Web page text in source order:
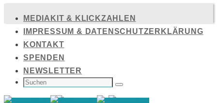
Inhalt
springen
MEDIAKIT & KLICKZAHLEN
IMPRESSUM & DATENSCHUTZERKLÄRUNG
KONTAKT
SPENDEN
NEWSLETTER
SUCHEN
NACH: Suchen